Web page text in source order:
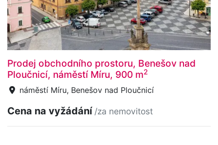
Prodej obchodního prostoru, Benešov nad
Ploučnicí, náměstí Míru, 900 m2
náměstí Míru, Benešov nad Ploučnicí
Cena na vyžádání /za nemovitost